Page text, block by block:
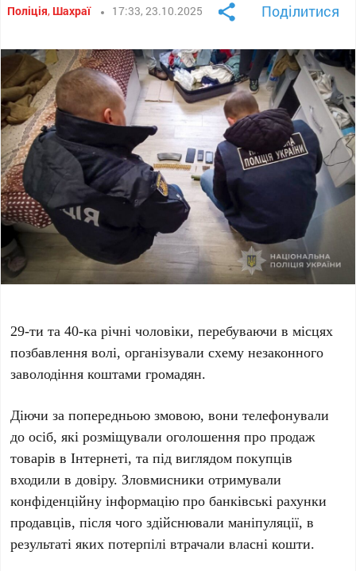
Поліція, Шахраї 17:33, 23.10.2025 Поділитися
29-ти та 40-ка річні чоловіки, перебуваючи в місцях
позбавлення волі, організували схему незаконного
заволодіння коштами громадян.
Діючи за попередньою змовою, вони телефонували
до осіб, які розміщували оголошення про продаж
товарів в Інтернеті, та під виглядом покупців
входили в довіру. Зловмисники отримували
конфіденційну інформацію про банківські рахунки
продавців, після чого здійснювали маніпуляції, в
результаті яких потерпілі втрачали власні кошти.